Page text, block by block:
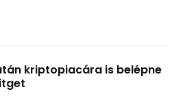
kriptopiacára is belépne